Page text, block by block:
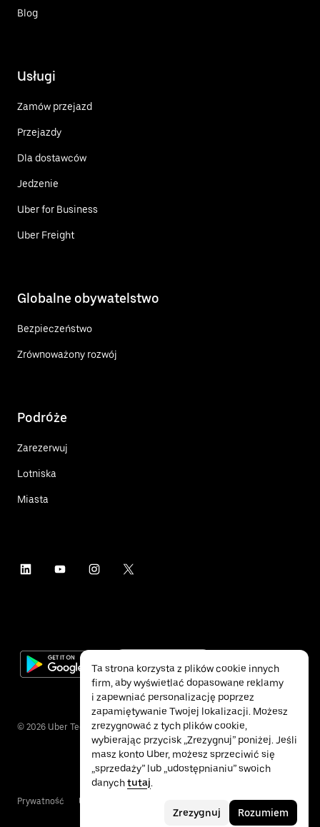
Blog
Usługi
Zamów przejazd
Przejazdy
Dla dostawców
Jedzenie
Uber for Business
Uber Freight
Globalne obywatelstwo
Bezpieczeństwo
Zrównoważony rozwój
Podróże
Zarezerwuj
Lotniska
Miasta
© 2026 Uber Technologies Inc.
Prywatność Ułatwienia dostępu
Ta strona korzysta z plików cookie innych
firm, aby wyświetlać dopasowane reklamy
i zapewniać personalizację poprzez
zapamiętywanie Twojej lokalizacji. Możesz
zrezygnować z tych plików cookie,
wybierając przycisk „Zrezygnuj” poniżej. Jeśli
masz konto Uber, możesz sprzeciwić się
„sprzedaży” lub „udostępnianiu” swoich
danychtutaj.
Zrezygnuj Rozumiem